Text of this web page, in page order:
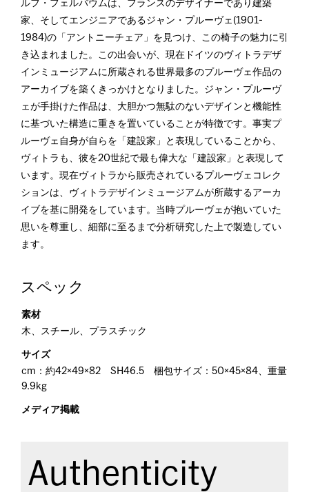
ルフ・フェルバウムは、フランスのデザイナーであり建築
家、そしてエンジニアであるジャン・プルーヴェ(1901-
1984)の「アントニーチェア」を見つけ、この椅子の魅力に引
き込まれました。この出会いが、現在ドイツのヴィトラデザ
インミュージアムに所蔵される世界最多のプルーヴェ作品の
アーカイブを築くきっかけとなりました。ジャン・プルーヴ
ェが手掛けた作品は、大胆かつ無駄のないデザインと機能性
に基づいた構造に重きを置いていることが特徴です。事実プ
ルーヴェ自身が自らを「建設家」と表現していることから、
ヴィトラも、彼を20世紀で最も偉大な「建設家」と表現して
います。現在ヴィトラから販売されているプルーヴェコレク
ションは、ヴィトラデザインミュージアムが所蔵するアーカ
イブを基に開発をしています。当時プルーヴェが抱いていた
思いを尊重し、細部に至るまで分析研究した上で製造してい
ます。
スペック
素材
木、スチール、プラスチック
サイズ
cm：約42×49×82 SH46.5 梱包サイズ：50×45×84、重量
9.9kg
メディア掲載
Authenticity